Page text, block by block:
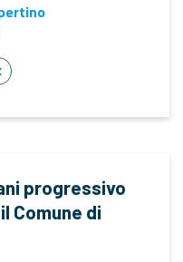
progressivo
Comune di